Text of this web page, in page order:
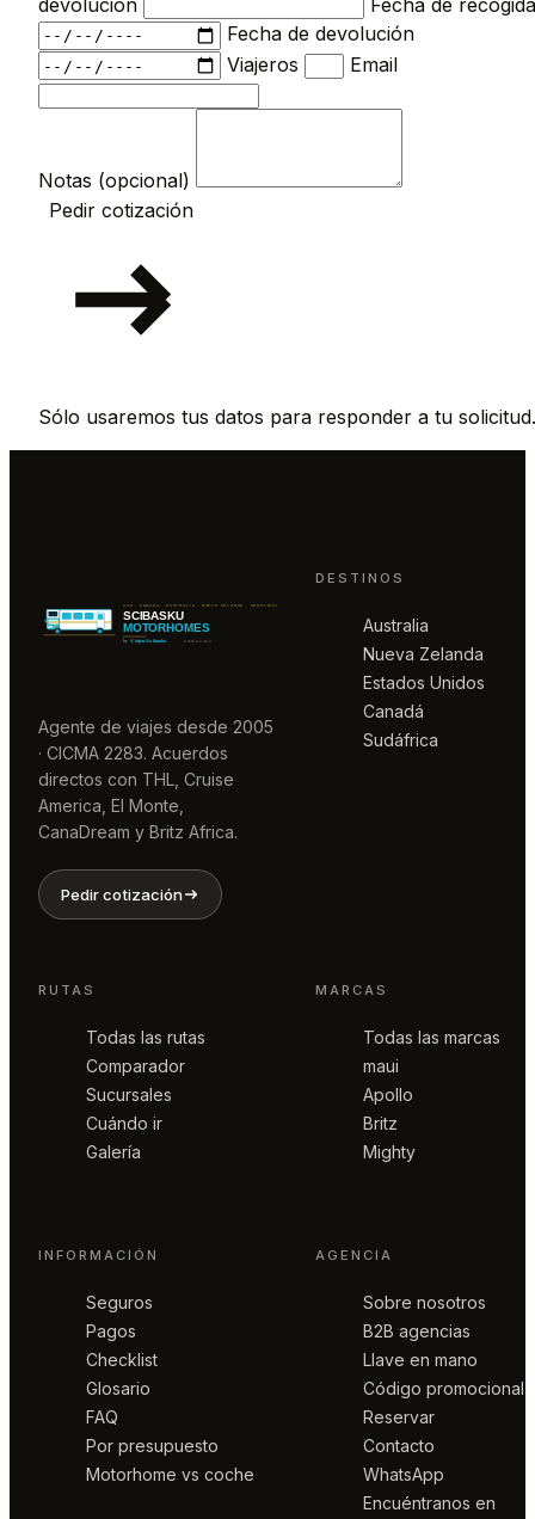
devolución
Fecha de recogida
Fecha de devolución
Viajeros
Email
Notas (opcional)
Pedir cotización
Sólo usaremos tus datos para responder a tu solicitud.
Agente de viajes desde 2005
· CICMA 2283. Acuerdos
directos con THL, Cruise
America, El Monte,
CanaDream y Britz Africa.
Pedir cotización
DESTINOS
Australia
Nueva Zelanda
Estados Unidos
Canadá
Sudáfrica
RUTAS
Todas las rutas
Comparador
Sucursales
Cuándo ir
Galería
MARCAS
Todas las marcas
maui
Apollo
Britz
Mighty
INFORMACIÓN
Seguros
Pagos
Checklist
Glosario
FAQ
Por presupuesto
Motorhome vs coche
AGENCIA
Sobre nosotros
B2B agencias
Llave en mano
Código promocional
Reservar
Contacto
WhatsApp
Encuéntranos en